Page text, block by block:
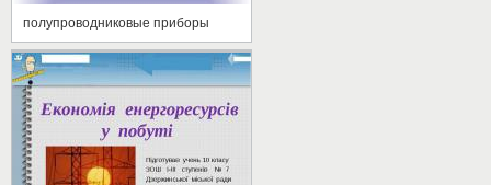
полупроводниковые приборы